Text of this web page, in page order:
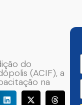
do
(ACIF), a
na